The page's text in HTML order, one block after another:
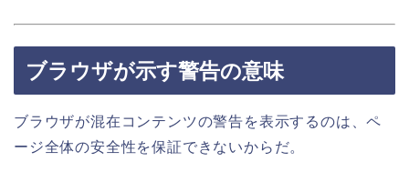
ブラウザが示す警告の意味
ブラウザが混在コンテンツの警告を表示するのは、ペ
ージ全体の安全性を保証できないからだ。